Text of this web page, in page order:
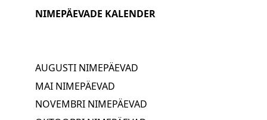
NIMEPÄEVADE KALENDER
AUGUSTI NIMEPÄEVAD
MAI NIMEPÄEVAD
NOVEMBRI NIMEPÄEVAD